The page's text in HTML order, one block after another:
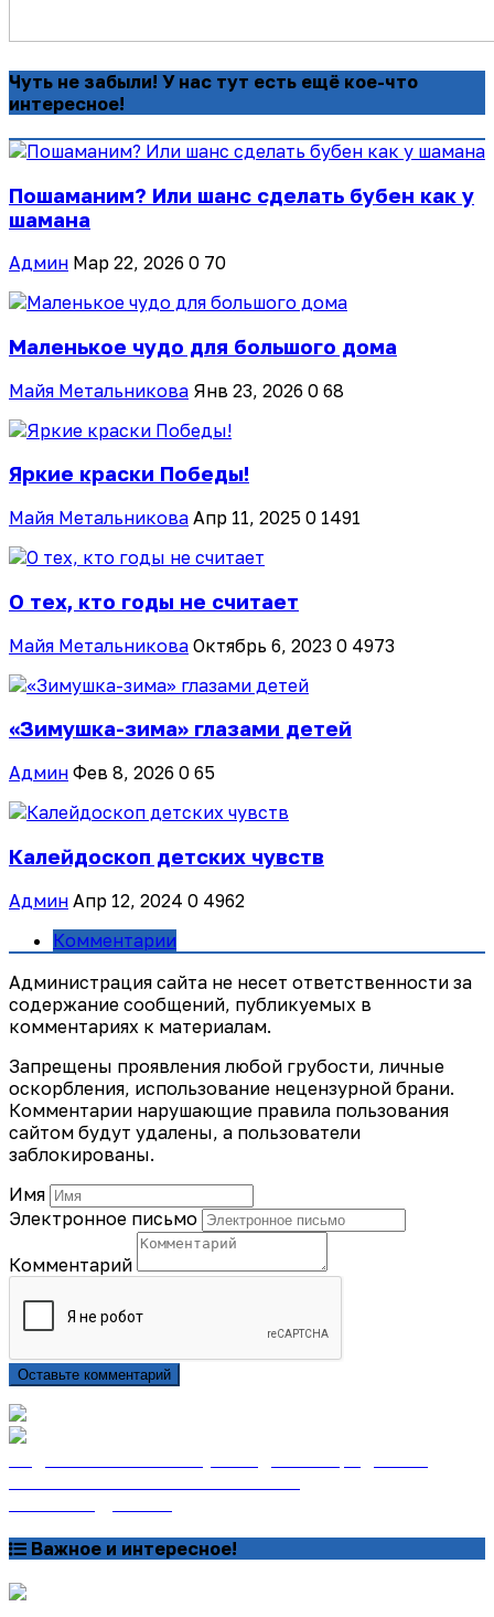
Чуть не забыли! У нас тут есть ещё кое-что
интересное!
Пошаманим? Или шанс сделать бубен как у
шамана
Админ Мар 22, 2026 0 70
Маленькое чудо для большого дома
Майя Метальникова Янв 23, 2026 0 68
Яркие краски Победы!
Майя Метальникова Апр 11, 2025 0 1491
О тех, кто годы не считает
Майя Метальникова Октябрь 6, 2023 0 4973
«Зимушка-зима» глазами детей
Админ Фев 8, 2026 0 65
Калейдоскоп детских чувств
Админ Апр 12, 2024 0 4962
Комментарии
Администрация сайта не несет ответственности за
содержание сообщений, публикуемых в
комментариях к материалам.
Запрещены проявления любой грубости, личные
оскорбления, использование нецензурной брани.
Комментарии нарушающие правила пользования
сайтом будут удалены, а пользователи
заблокированы.
Имя
Электронное письмо
Комментарий
Оставьте комментарий
Важное и интересное!